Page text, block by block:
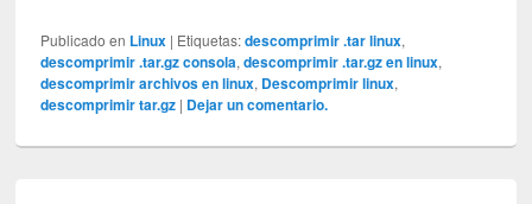
Publicado en Linux | Etiquetas: descomprimir .tar linux,
descomprimir .tar.gz consola,descomprimir .tar.gz en linux,
descomprimir archivos en linux, Descomprimir linux,
descomprimir tar.gz | Dejar un comentario.